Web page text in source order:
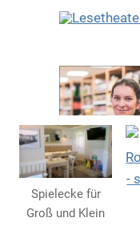
Spielecke für
Groß und Klein